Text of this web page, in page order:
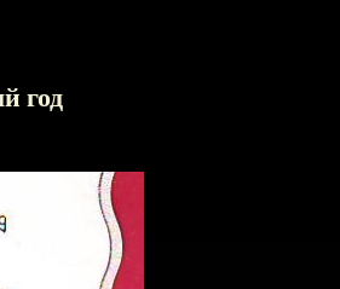
год